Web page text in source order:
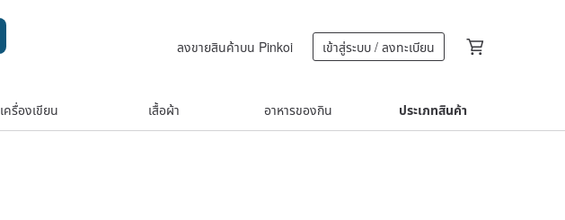
ลงขายสินค้าบน Pinkoi เข้าสู่ระบบ / ลงทะเบียน
เครื่องเขียน เสื้อผ้า อาหารของกิน ประเภทสินค้า